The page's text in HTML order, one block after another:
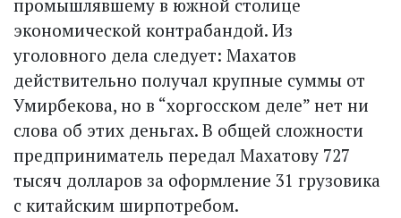
промышлявшему в южной столице
экономической контрабандой. Из
уголовного дела следует: Махатов
действительно получал крупные суммы от
Умирбекова, но в “хоргосском деле” нет ни
слова об этих деньгах. В общей сложности
предприниматель передал Махатову 727
тысяч долларов за оформление 31 грузовика
с китайским ширпотребом.